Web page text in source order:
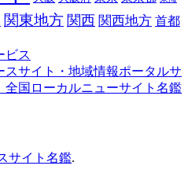
関東地方 関西 関西地方 首都
スサイト・地域情報ポータルサ
国ローカルニューサイト名鑑
サイト名鑑.